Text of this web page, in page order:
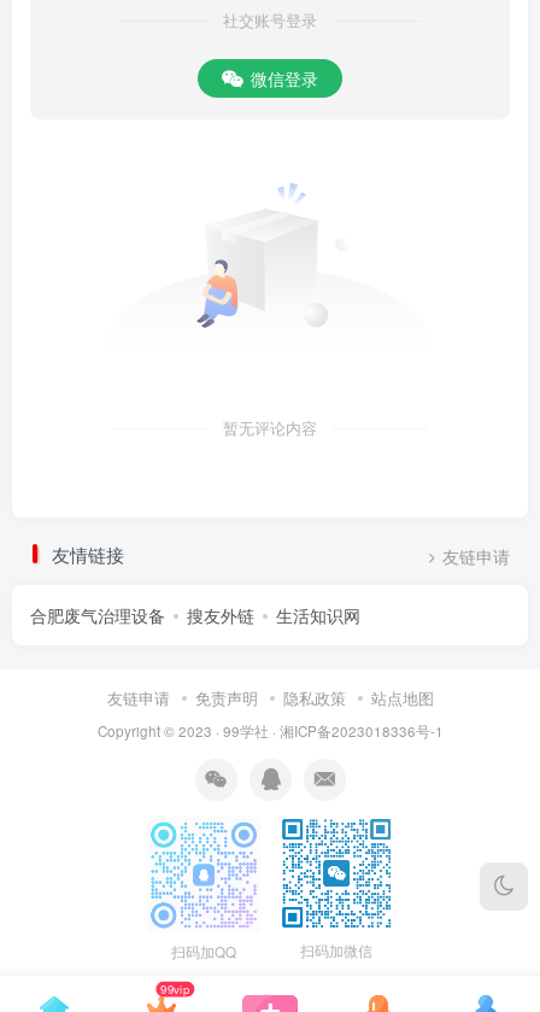
社交账号登录
微信登录
暂无评论内容
友情链接 友链申请
合肥废气治理设备 搜友外链 生活知识网
友链申请 免责声明 隐私政策 站点地图
Copyright © 2023 · 99学社 · 湘ICP备2023018336号-1
扫码加QQ 扫码加微信
99vip